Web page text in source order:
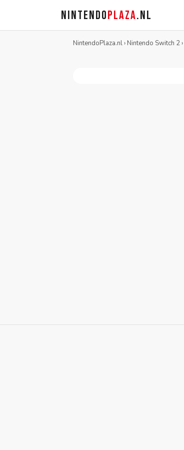
NINTENDOPLAZA.NL
NintendoPlaza.nl› Nintendo Switch 2›